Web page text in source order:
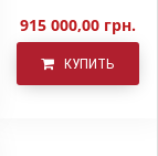
915 000,00 грн.
КУПИТЬ